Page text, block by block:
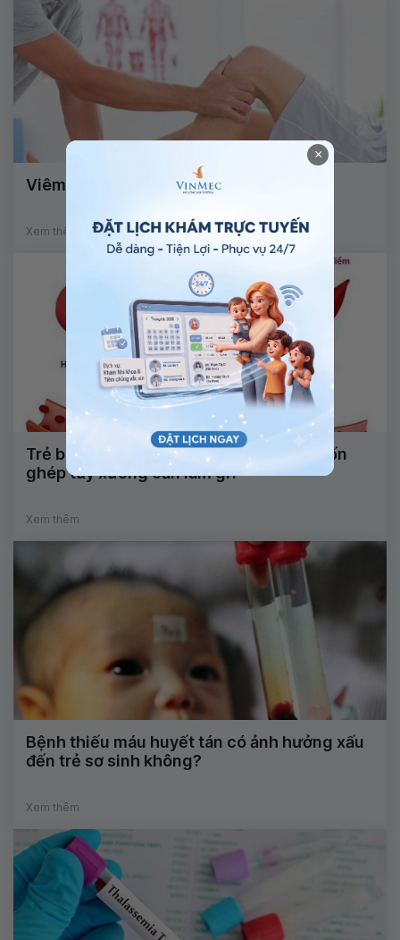
Viêm tủy ngang điều trị thế nào?
Xem thêm
Trẻ bị thiếu máu hồng cầu hình liềm muốn
ghép tủy xương cần làm gì?
Xem thêm
Bệnh thiếu máu huyết tán có ảnh hưởng xấu
đến trẻ sơ sinh không?
Xem thêm
×